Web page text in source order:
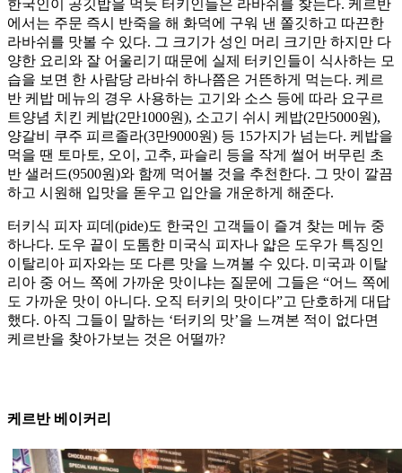
한국인이 공깃밥을 먹듯 터키인들은 라바쉬를 찾는다. 케르반
에서는 주문 즉시 반죽을 해 화덕에 구워 낸 쫄깃하고 따끈한
라바쉬를 맛볼 수 있다. 그 크기가 성인 머리 크기만 하지만 다
양한 요리와 잘 어울리기 때문에 실제 터키인들이 식사하는 모
습을 보면 한 사람당 라바쉬 하나쯤은 거뜬하게 먹는다. 케르
반 케밥 메뉴의 경우 사용하는 고기와 소스 등에 따라 요구르
트양념 치킨 케밥(2만1000원), 소고기 쉬시 케밥(2만5000원),
양갈비 쿠주 피르졸라(3만9000원) 등 15가지가 넘는다. 케밥을
먹을 땐 토마토, 오이, 고추, 파슬리 등을 작게 썰어 버무린 초
반 샐러드(9500원)와 함께 먹어볼 것을 추천한다. 그 맛이 깔끔
하고 시원해 입맛을 돋우고 입안을 개운하게 해준다.
터키식 피자 피데(pide)도 한국인 고객들이 즐겨 찾는 메뉴 중
하나다. 도우 끝이 도톰한 미국식 피자나 얇은 도우가 특징인
이탈리아 피자와는 또 다른 맛을 느껴볼 수 있다. 미국과 이탈
리아 중 어느 쪽에 가까운 맛이냐는 질문에 그들은 “어느 쪽에
도 가까운 맛이 아니다. 오직 터키의 맛이다”고 단호하게 대답
했다. 아직 그들이 말하는 ‘터키의 맛’을 느껴본 적이 없다면
케르반을 찾아가보는 것은 어떨까?
케르반 베이커리